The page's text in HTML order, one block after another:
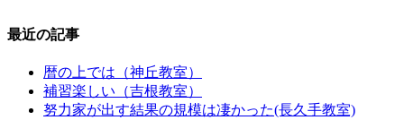
最近の記事
暦の上では（神丘教室）
補習楽しい（吉根教室）
努力家が出す結果の規模は凄かった(長久手教室)